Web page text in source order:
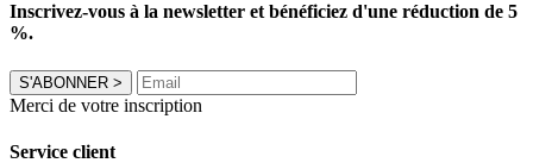
Inscrivez-vous à la newsletter et bénéficiez d'une réduction de 5
%.
S'ABONNER >
Merci de votre inscription
Service client